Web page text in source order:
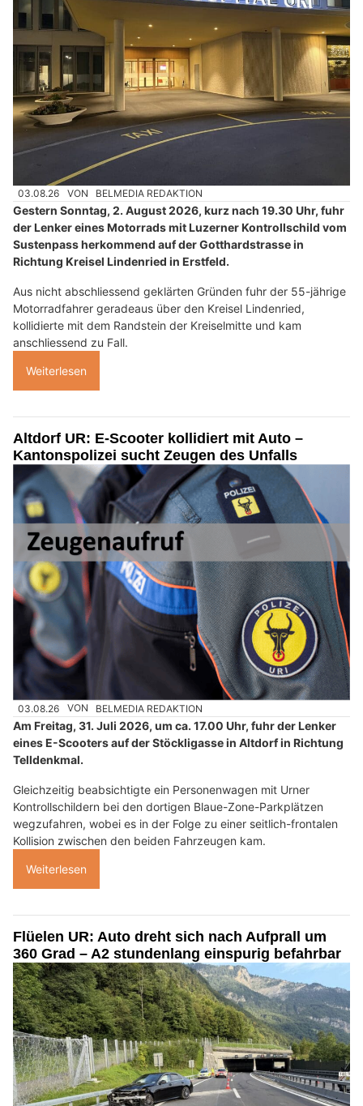
03.08.26 VON BELMEDIA REDAKTION
Gestern Sonntag, 2. August 2026, kurz nach 19.30 Uhr, fuhr
der Lenker eines Motorrads mit Luzerner Kontrollschild vom
Sustenpass herkommend auf der Gotthardstrasse in
Richtung Kreisel Lindenried in Erstfeld.
Aus nicht abschliessend geklärten Gründen fuhr der 55-jährige
Motorradfahrer geradeaus über den Kreisel Lindenried,
kollidierte mit dem Randstein der Kreiselmitte und kam
anschliessend zu Fall.
Weiterlesen
Altdorf UR: E-Scooter kollidiert mit Auto –
Kantonspolizei sucht Zeugen des Unfalls
03.08.26 VON BELMEDIA REDAKTION
Am Freitag, 31. Juli 2026, um ca. 17.00 Uhr, fuhr der Lenker
eines E-Scooters auf der Stöckligasse in Altdorf in Richtung
Telldenkmal.
Gleichzeitig beabsichtigte ein Personenwagen mit Urner
Kontrollschildern bei den dortigen Blaue-Zone-Parkplätzen
wegzufahren, wobei es in der Folge zu einer seitlich-frontalen
Kollision zwischen den beiden Fahrzeugen kam.
Weiterlesen
Flüelen UR: Auto dreht sich nach Aufprall um
360 Grad – A2 stundenlang einspurig befahrbar